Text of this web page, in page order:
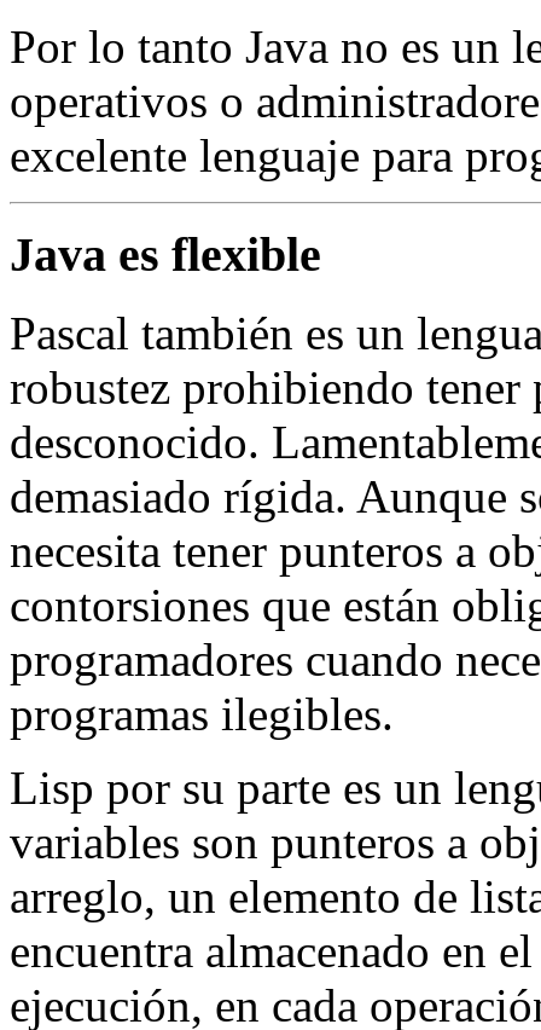
Por lo tanto Java no es un
operativos o
excelente lenguaje para
Java es flexible
Pascal también es un
robustez prohibiendo tener
desconocido.
demasiado rígida. Aunque
necesita tener punteros a
contorsiones que están
programadores cuando
programas ilegibles.
Lisp por su parte es un
variables son punteros a
arreglo, un elemento de
encuentra almacenado en
ejecución, en cada